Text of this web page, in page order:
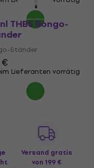
THBS Bongo-
Ständer
Lieferanten vorrätig
Versand gratis
von 199 €